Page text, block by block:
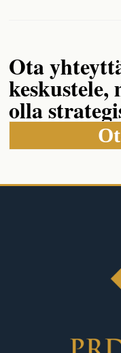
Ota
olla